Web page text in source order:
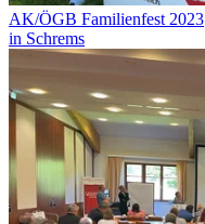
AK/ÖGB Familienfest 2023
in Schrems